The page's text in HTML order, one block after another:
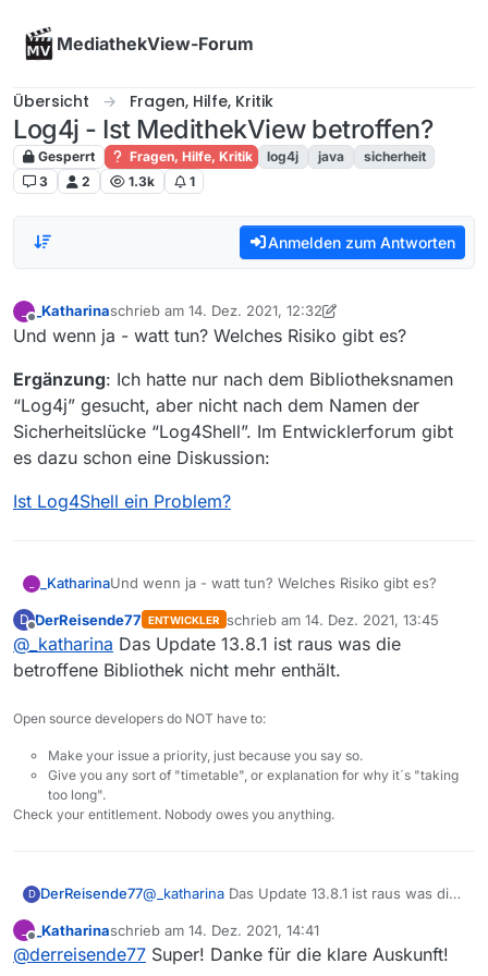
MediathekView-Forum
Übersicht Fragen, Hilfe, Kritik
Log4j - Ist MedithekView betroffen?
Gesperrt Fragen, Hilfe, Kritik log4j java
sicherheit
3
2 1.3k 1
Anmelden zum Antworten
_
Offline
_Katharinaschrieb am 14. Dez. 2021, 12:32
zuletzt editiert von _Katharina
Und wenn ja - watt tun? Welches Risiko gibt es?
Ergänzung: Ich hatte nur nach dem Bibliotheksnamen
“Log4j” gesucht, aber nicht nach dem Namen der
Sicherheitslücke “Log4Shell”. Im Entwicklerforum gibt
es dazu schon eine Diskussion:
Ist Log4Shell ein Problem?
_KatharinaUnd wenn ja - watt tun? Welches Risiko gibt es?
Ergänzung: Ich hatte nur nach dem
Bibliotheksnamen “Log4j” gesucht, aber nicht nach
dem Namen der Sicherheitslücke “Log4Shell”. Im
Ist Log4Shell ein Problem?
D
Offline
DerReisende77 ENTWICKLER schrieb am 14. Dez. 2021, 13:45
zuletzt editiert von
@ _katharina Das Update 13.8.1 ist raus was die
betroffene Bibliothek nicht mehr enthält.
Open source developers do NOT have to:
Make your issue a priority, just because you say so.
Give you any sort of "timetable", or explanation for why it´s "taking
too long".
Check your entitlement. Nobody owes you anything.
D DerReisende77@ _katharina Das Update 13.8.1 ist raus was die
_
Offline
_Katharinaschrieb am 14. Dez. 2021, 14:41
zuletzt editiert von
@derreisende77 Super! Danke für die klare Auskunft!